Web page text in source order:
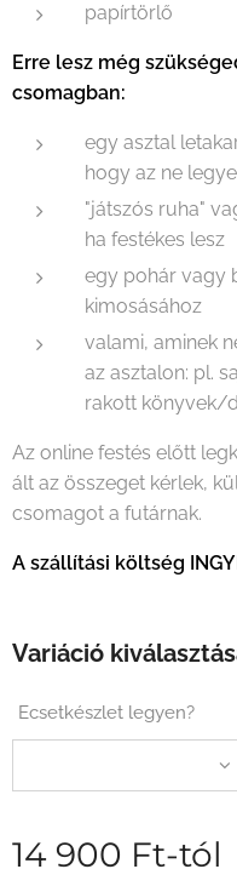
papírtörlő
Erre lesz még
csomagban:
egy asztal
hogy az ne
"játszós ruha"
ha festékes lesz
egy pohár vagy
kimosásához
valami, aminek
az asztalon: pl.
rakott
Az online festés előtt
ált az összeget kérlek,
csomagot a futárnak.
A szállítási költség
Variáció
Ecsetkészlet legyen?
14 900 Ft-tól